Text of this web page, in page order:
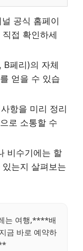
공식 홈페이
접 확인하세
B페리)의 자체
얻을 수 있습
항을 미리 정리
로 소통할 수
비수기에는 할
는지 살펴보는
는 여행,****배
금 바로 예약하